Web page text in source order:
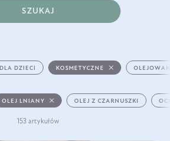
SZUKAJ
DLA DZIECI KOSMETYCZNE
OLEJ LNIANY OLEJ Z CZARNUSZKI
153 artykułów